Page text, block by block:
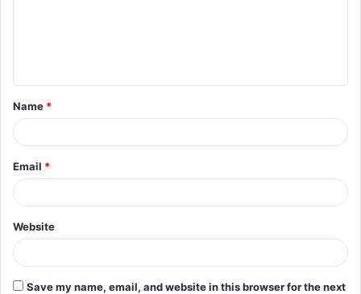
t
*
Name *
Email *
Website
Save my name, email, and website in this browser for the next